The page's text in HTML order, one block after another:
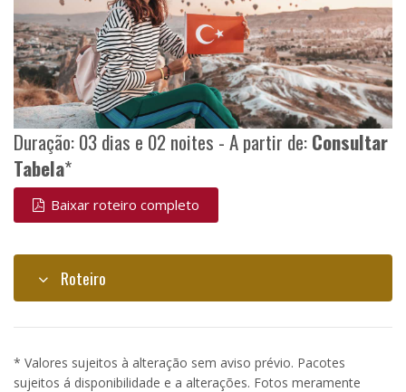
Duração: 03 dias e 02 noites - A partir de:Consultar
Tabela*
Baixar roteiro completo
Roteiro
* Valores sujeitos à alteração sem aviso prévio. Pacotes
sujeitos á disponibilidade e a alterações. Fotos meramente